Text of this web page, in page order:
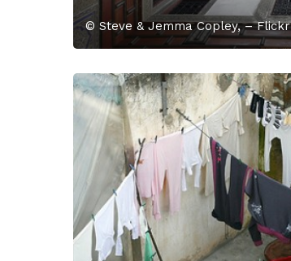
© Steve & Jemma Copley, – Flickr